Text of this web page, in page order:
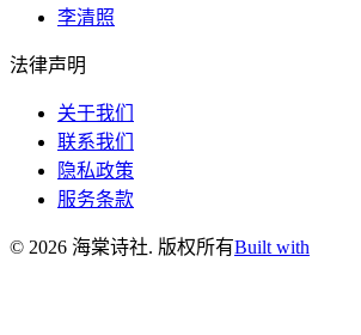
李清照
法律声明
关于我们
联系我们
隐私政策
服务条款
© 2026 海棠诗社. 版权所有Built with